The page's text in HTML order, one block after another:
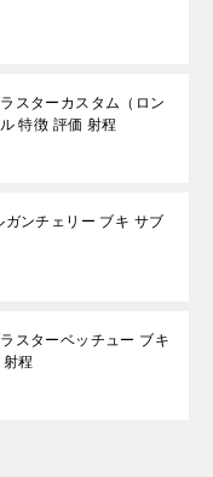
スターカスタム（ロン
特徴 評価 射程
ンチェリー ブキ サブ
スターベッチュー ブキ
程